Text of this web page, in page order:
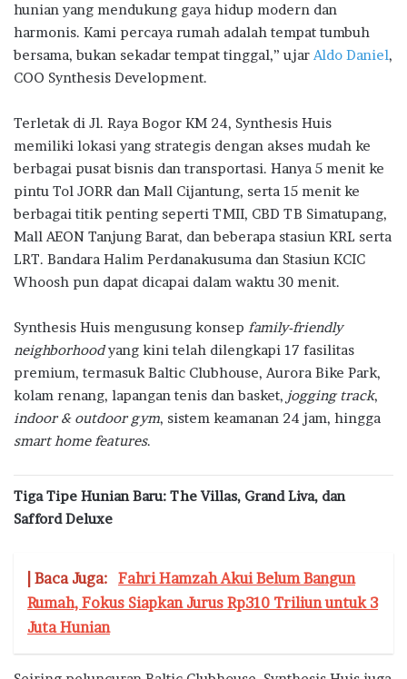
hunian yang mendukung gaya hidup modern dan
harmonis. Kami percaya rumah adalah tempat tumbuh
bersama, bukan sekadar tempat tinggal,” ujar Aldo Daniel,
COO Synthesis Development.
Terletak di Jl. Raya Bogor KM 24, Synthesis Huis
memiliki lokasi yang strategis dengan akses mudah ke
berbagai pusat bisnis dan transportasi. Hanya 5 menit ke
pintu Tol JORR dan Mall Cijantung, serta 15 menit ke
berbagai titik penting seperti TMII, CBD TB Simatupang,
Mall AEON Tanjung Barat, dan beberapa stasiun KRL serta
LRT. Bandara Halim Perdanakusuma dan Stasiun KCIC
Whoosh pun dapat dicapai dalam waktu 30 menit.
Synthesis Huis mengusung konsep family-friendly
neighborhoodyang kini telah dilengkapi 17 fasilitas
premium, termasuk Baltic Clubhouse, Aurora Bike Park,
kolam renang, lapangan tenis dan basket, jogging track,
indoor & outdoor gym, sistem keamanan 24 jam, hingga
smart home features.
Tiga Tipe Hunian Baru: The Villas, Grand Liva, dan
Safford Deluxe
| Baca Juga: Fahri Hamzah Akui Belum Bangun
Rumah, Fokus Siapkan Jurus Rp310 Triliun untuk 3
Juta Hunian